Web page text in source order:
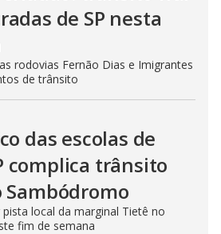
de SP nesta
rodovias Fernão Dias e Imigrantes
de trânsito
das escolas de
complica trânsito
Sambódromo
local da marginal Tietê no
fim de semana